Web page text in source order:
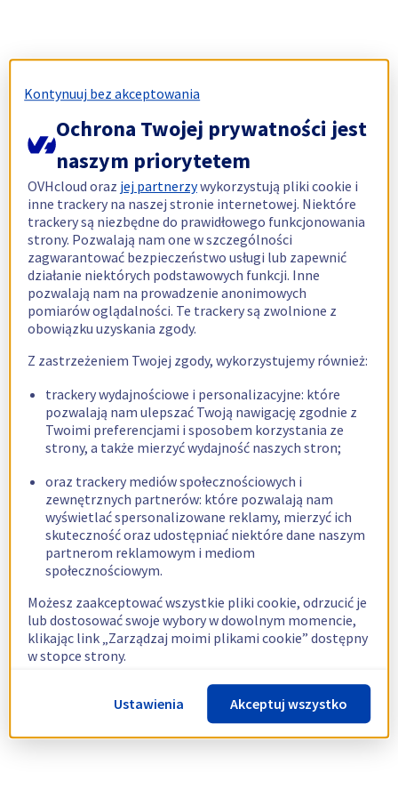
Kontynuuj bez akceptowania
Ochrona Twojej prywatności jest
naszym priorytetem
OVHcloud oraz jej partnerzywykorzystują pliki cookie i
inne trackery na naszej stronie internetowej. Niektóre
trackery są niezbędne do prawidłowego funkcjonowania
strony. Pozwalają nam one w szczególności
zagwarantować bezpieczeństwo usługi lub zapewnić
działanie niektórych podstawowych funkcji. Inne
pozwalają nam na prowadzenie anonimowych
pomiarów oglądalności. Te trackery są zwolnione z
obowiązku uzyskania zgody.
Z zastrzeżeniem Twojej zgody, wykorzystujemy również:
trackery wydajnościowe i personalizacyjne: które
pozwalają nam ulepszać Twoją nawigację zgodnie z
Twoimi preferencjami i sposobem korzystania ze
strony, a także mierzyć wydajność naszych stron;
oraz trackery mediów społecznościowych i
zewnętrznych partnerów: które pozwalają nam
wyświetlać spersonalizowane reklamy, mierzyć ich
skuteczność oraz udostępniać niektóre dane naszym
partnerom reklamowym i mediom
społecznościowym.
Możesz zaakceptować wszystkie pliki cookie, odrzucić je
lub dostosować swoje wybory w dowolnym momencie,
klikając link „Zarządzaj moimi plikami cookie” dostępny
w stopce strony.
Więcej informacji znajdziesz w naszejpolityce
dotyczącej wykorzystywania plików cookie.
Ustawienia Akceptuj wszystko